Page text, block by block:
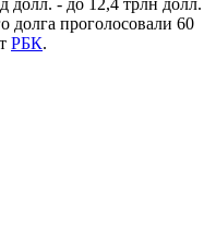
долл. - до 12,4 трлн долл.
долга проголосовали 60
РБК.